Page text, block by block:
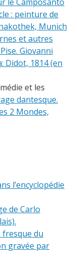
: peinture de
Munich
et autres
Giovanni
Didot, 1814 (en
et les
dantesque.
2 Mondes,
l’encyclopédie
de Carlo
fresque du
gravée par